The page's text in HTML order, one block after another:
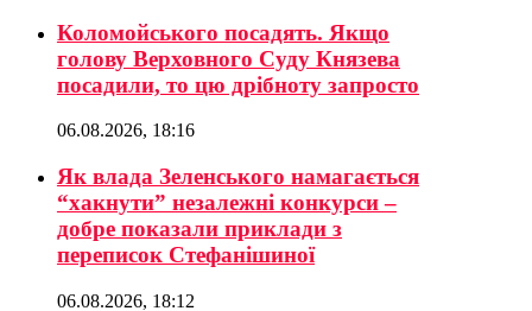
Коломойського посадять. Якщо
голову Верховного Суду Князева
посадили, то цю дрібноту запросто
06.08.2026, 18:16
Як влада Зеленського намагається
“хакнути” незалежні конкурси –
добре показали приклади з
переписок Стефанішиної
06.08.2026, 18:12